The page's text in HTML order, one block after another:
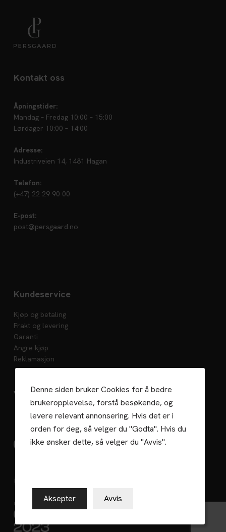
Denne siden bruker Cookies for å bedre
brukeropplevelse, forstå besøkende, og
levere relevant annonsering. Hvis det er i
orden for deg, så velger du "Godta". Hvis du
ikke ønsker dette, så velger du "Avvis".
Aksepter Avvis
Kontakt oss
Åpningstider:
Mandag – Fredag 10:00 – 15:00
Lørdager 10:00 – 14:00
Adresse:
Industriveien 14, 1481 Hagan
Telefon:
(+47) 22 29 90 00
E-post:
post@persgaard.no
Kundeservice
Kjøp og betaling
Frakt og levering
Garanti
Angre kjøp
Reklamasjon
Vedlikehold